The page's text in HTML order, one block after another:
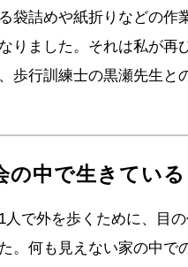
袋詰めや紙折りなどの作
りました。それは私が再
歩行訓練士の黒瀬先生と
の中で生きてい
人で外を歩くために、目
。何も見えない家の中で